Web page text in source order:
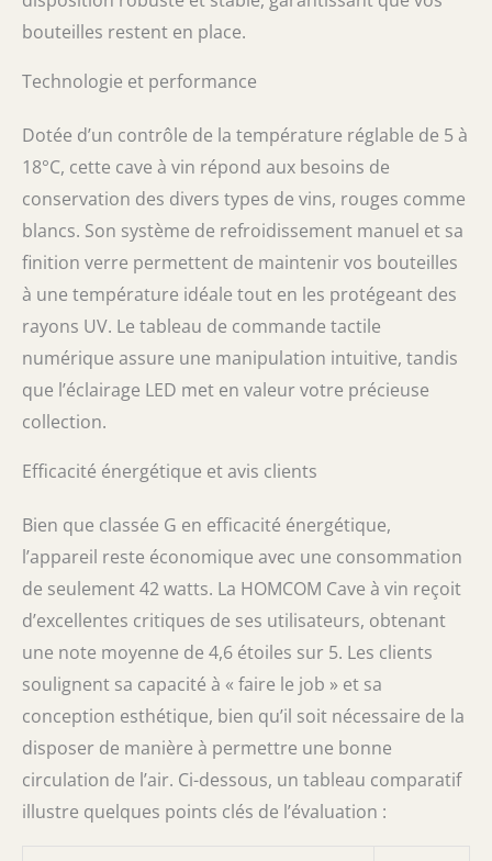
bouteilles restent en place.
Technologie et performance
Dotée d’un contrôle de la température réglable de 5 à
18°C, cette cave à vin répond aux besoins de
conservation des divers types de vins, rouges comme
blancs. Son système de refroidissement manuel et sa
finition verre permettent de maintenir vos bouteilles
à une température idéale tout en les protégeant des
rayons UV. Le tableau de commande tactile
numérique assure une manipulation intuitive, tandis
que l’éclairage LED met en valeur votre précieuse
collection.
Efficacité énergétique et avis clients
Bien que classée G en efficacité énergétique,
l’appareil reste économique avec une consommation
de seulement 42 watts. La HOMCOM Cave à vin reçoit
d’excellentes critiques de ses utilisateurs, obtenant
une note moyenne de 4,6 étoiles sur 5. Les clients
soulignent sa capacité à « faire le job » et sa
conception esthétique, bien qu’il soit nécessaire de la
disposer de manière à permettre une bonne
circulation de l’air. Ci-dessous, un tableau comparatif
illustre quelques points clés de l’évaluation :